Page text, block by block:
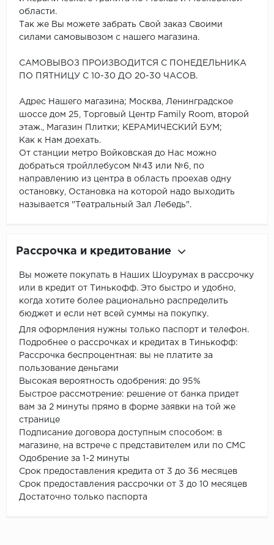
области.
Так же Вы можете забрать Свой заказ Своими
силами самовывозом с нашего магазина.
САМОВЫВОЗ ПРОИЗВОДИТСЯ С ПОНЕДЕЛЬНИКА
ПО ПЯТНИЦУ С 10-30 ДО 20-30 ЧАСОВ.
Адрес Нашего магазина; Москва, Ленинградское
шоссе дом 25, Торговый Центр Family Room, второй
этаж., Магазин Плитки; КЕРАМИЧЕСКИЙ БУМ;
Как к Нам доехать.
От станции метро Войковская до Нас можно
добраться тройллебусом №43 или №6, по
направлению из центра в область проехав одну
остановку, Остановка на которой надо выходить
называется "Театральный Зал Лебедь".
Рассрочка и кредитование
Вы можете покупать в Наших Шоурумах в рассрочку
или в кредит от Тинькофф. Это быстро и удобно,
когда хотите более рационально распределить
бюджет и если нет всей суммы на покупку.
Для оформления нужны только паспорт и телефон.
Подробнее о рассрочках и кредитах в Тинькофф:
Рассрочка беспроцентная: вы не платите за
пользование деньгами
Высокая вероятность одобрения: до 95%
Быстрое рассмотрение: решение от банка придет
вам за 2 минуты прямо в форме заявки на той же
странице
Подписание договора доступным способом: в
магазине, на встрече с представителем или по СМС
Одобрение за 1-2 минуты
Срок предоставления кредита от 3 до 36 месяцев
Срок предоставления рассрочки от 3 до 10 месяцев
Достаточно только паспорта